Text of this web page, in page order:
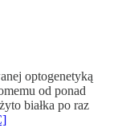
optogenetyką
od ponad
białka po raz